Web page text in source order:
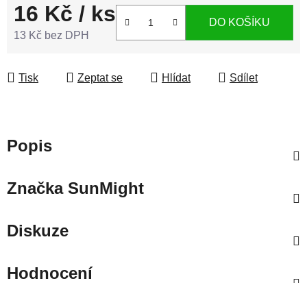
16 Kč / ks
13 Kč bez DPH
DO KOŠÍKU
Tisk Zeptat se Hlídat Sdílet
Popis
ZnačkaSunMight
Diskuze
Hodnocení